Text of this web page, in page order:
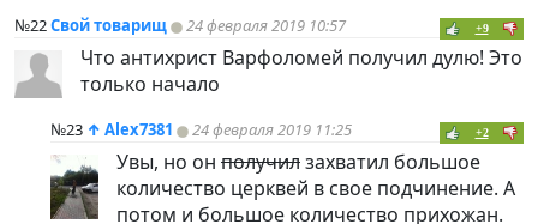
№22Свой товарищ 24 февраля 2019 10:57 +9
Что антихрист Варфоломей получил дулю! Это
только начало
№23 ↑ Alex7381 24 февраля 2019 11:25 +2
Увы, но он получилзахватил большое
количество церквей в свое подчинение. А
потом и большое количество прихожан.